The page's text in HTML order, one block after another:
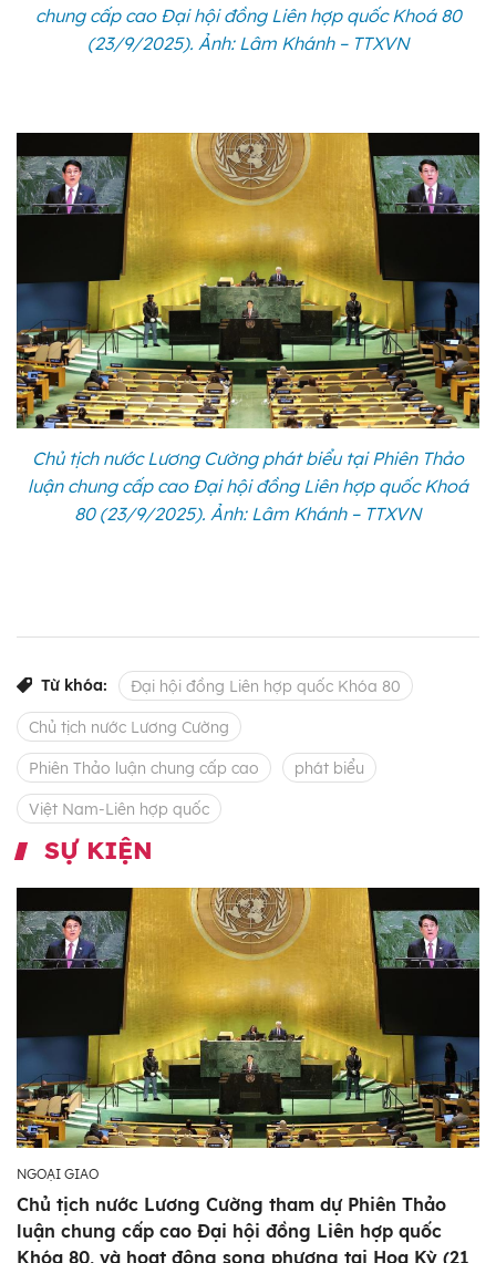
chung cấp cao Đại hội đồng Liên hợp quốc Khoá 80
(23/9/2025). Ảnh: Lâm Khánh – TTXVN
Chủ tịch nước Lương Cường phát biểu tại Phiên Thảo
luận chung cấp cao Đại hội đồng Liên hợp quốc Khoá
80 (23/9/2025). Ảnh: Lâm Khánh – TTXVN
Từ khóa: Đại hội đồng Liên hợp quốc Khóa 80
Chủ tịch nước Lương Cường
Phiên Thảo luận chung cấp cao phát biểu
Việt Nam-Liên hợp quốc
SỰ KIỆN
NGOẠI GIAO
Chủ tịch nước Lương Cường tham dự Phiên Thảo
luận chung cấp cao Đại hội đồng Liên hợp quốc
Khóa 80, và hoạt động song phương tại Hoa Kỳ (21